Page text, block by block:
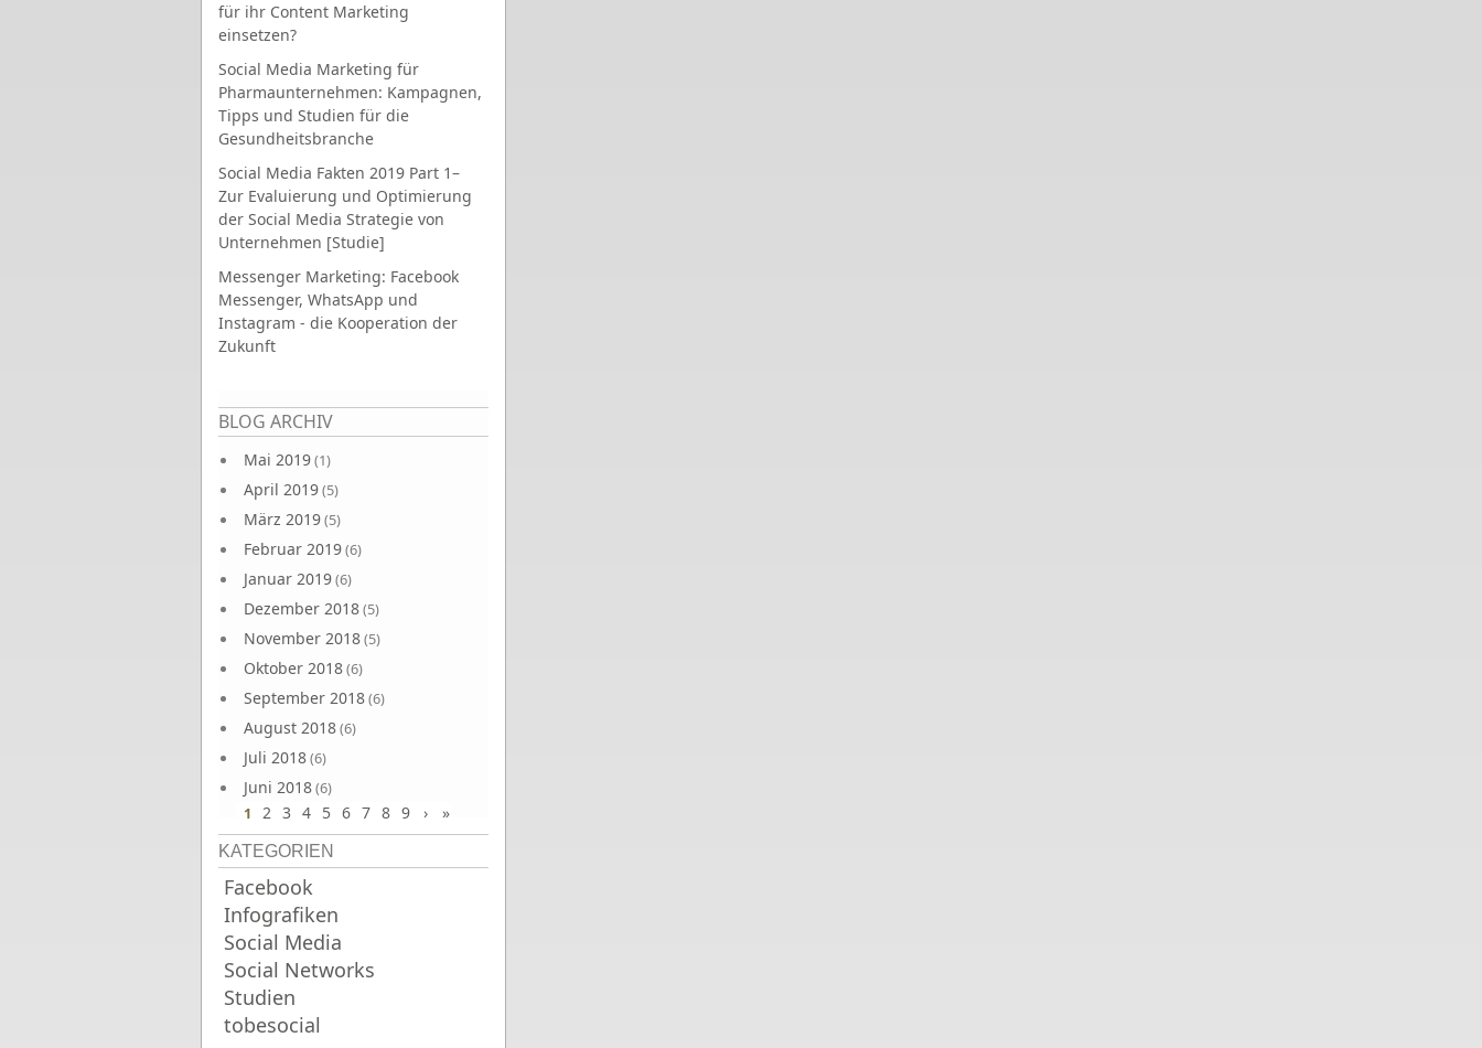
für ihr Content Marketing
einsetzen?
Social Media Marketing für
Pharmaunternehmen: Kampagnen,
Tipps und Studien für die
Gesundheitsbranche
Social Media Fakten 2019 Part 1–
Zur Evaluierung und Optimierung
der Social Media Strategie von
Unternehmen [Studie]
Messenger Marketing: Facebook
Messenger, WhatsApp und
Instagram - die Kooperation der
Zukunft
BLOG ARCHIV
Mai 2019(1)
April 2019(5)
März 2019(5)
Februar 2019(6)
Januar 2019(6)
Dezember 2018(5)
November 2018(5)
Oktober 2018(6)
September 2018(6)
August 2018(6)
Juli 2018(6)
Juni 2018(6)
Seiten
1 2 3 4 5 6 7 8 9 › »
KATEGORIEN
Facebook
Infografiken
Social Media
Social Networks
Studien
tobesocial